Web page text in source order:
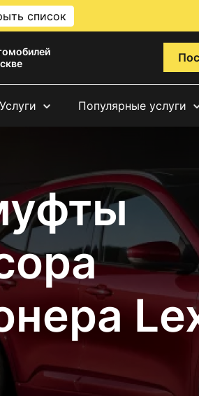
список
Услуги Популярные услуги